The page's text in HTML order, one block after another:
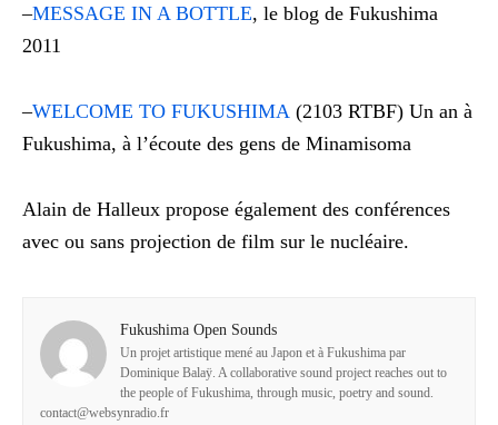
–MESSAGE IN A BOTTLE, le blog de Fukushima
2011
–WELCOME TO FUKUSHIMA (2103 RTBF) Un an à
Fukushima, à l’écoute des gens de Minamisoma
Alain de Halleux propose également des conférences
avec ou sans projection de film sur le nucléaire.
Fukushima Open Sounds
Un projet artistique mené au Japon et à Fukushima par
Dominique Balaÿ. A collaborative sound project reaches out to
the people of Fukushima, through music, poetry and sound.
contact@websynradio.fr